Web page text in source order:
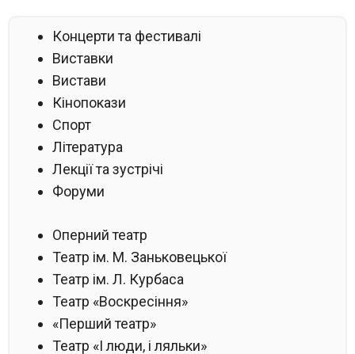
Концерти та фестивалі
Виставки
Вистави
Кінопокази
Спорт
Література
Лекції та зустрічі
Форуми
Оперний театр
Театр ім. М. Заньковецької
Театр ім. Л. Курбаса
Театр «Воскресіння»
«Перший театр»
Театр «І люди, і ляльки»